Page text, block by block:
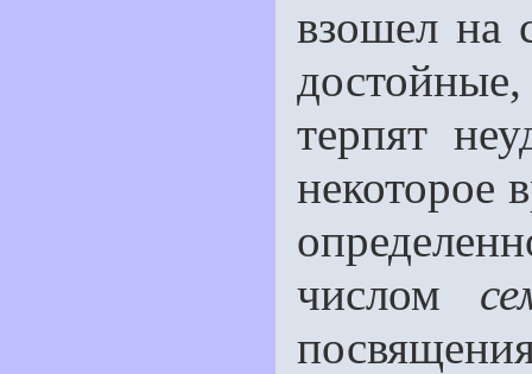
взошел на
терпят
некоторое
числом